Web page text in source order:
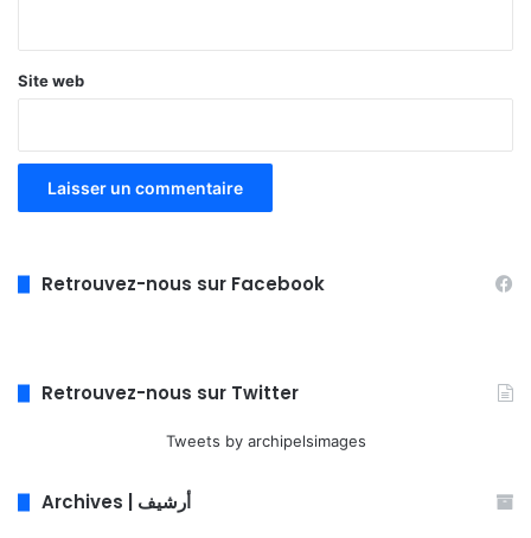
Site web
Retrouvez-nous sur Facebook
Retrouvez-nous sur Twitter
Tweets by archipelsimages
Archives | أرشيف